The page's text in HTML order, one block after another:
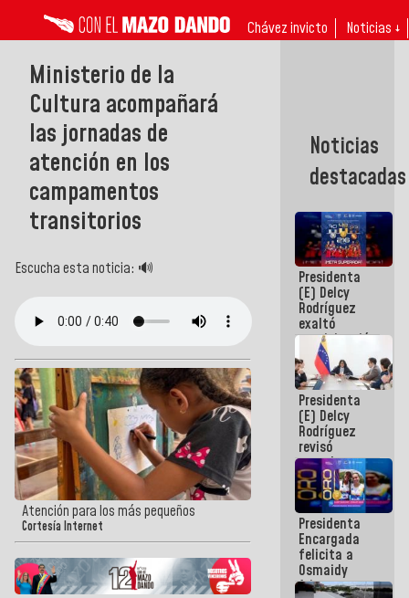
Chávez invicto Noticias ↓
Ministerio de la
Cultura acompañará
las jornadas de
atención en los
campamentos
transitorios
Escucha esta noticia: 🔊
Atención para los más pequeños
Cortesía Internet
Noticias
destacadas
Presidenta
(E) Delcy
Rodríguez
exaltó
participación
de
Venezuela
en Juegos
Centroamericanos
y del Caribe
2026
Presidenta
(E) Delcy
Rodríguez
revisó
agenda
económica y
ejecución de
fondos de
emergencia
post-sismos
Presidenta
Encargada
felicita a
Osmaidy
Arias y